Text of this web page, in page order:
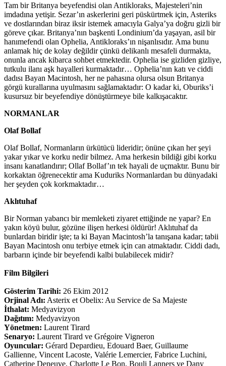
Tam bir Britanya beyefendisi olan Antikloraks, Majesteleri’nin
imdadına yetişir. Sezar’ın askerlerini geri püskürtmek için, Asteriks
ve dostlarından biraz iksir istemek amacıyla Galya’ya doğru gizli bir
göreve çıkar. Britanya’nın başkenti Londinium’da yaşayan, asil bir
hanımefendi olan Ophelia, Antikloraks’ın nişanlısıdır. Ama bunu
anlamak hiç de kolay değildir çünkü delikanlı mesafeli durmakta,
onunla ancak kibarca sohbet etmektedir. Ophelia ise gizliden gizliye,
tutkulu ilanı aşk hayalleri kurmaktadır… Ophelia’nın katı ve ciddi
dadısı Bayan Macintosh, her ne pahasına olursa olsun Britanya
görgü kurallarına uyulmasını sağlamaktadır: O kadar ki, Oburiks’i
kusursuz bir beyefendiye dönüştürmeye bile kalkışacaktır.
NORMANLAR
Olaf Bollaf
Olaf Bollaf, Normanların ürkütücü lideridir; önüne çıkan her şeyi
yakar yıkar ve korku nedir bilmez. Ama herkesin bildiği gibi korku
insanı kanatlandırır; Ollaf Bollaf’ın tek hayali de uçmaktır. Bunu bir
korkaktan öğrenecektir ama Kuduriks Normanlardan bu dünyadaki
her şeyden çok korkmaktadır…
Aklıtuhaf
Bir Norman yabancı bir memleketi ziyaret ettiğinde ne yapar? En
yakın köyü bulur, gözüne ilişen herkesi öldürür! Aklıtuhaf da
bunlardan biridir işte; ta ki Bayan Macintosh’la tanışana kadar; tabii
Bayan Macintosh onu terbiye etmek için can atmaktadır. Ciddi dadı,
barbarın içinde bir beyefendi kalbi bulabilecek midir?
Film Bilgileri
Gösterim Tarihi: 26 Ekim 2012
Orjinal Adı: Asterix et Obelix: Au Service de Sa Majeste
İthalat: Medyavizyon
Dağıtım: Medyavizyon
Yönetmen: Laurent Tirard
Senaryo: Laurent Tirard ve Grégoire Vigneron
Oyuncular: Gérard Depardieu, Edouard Baer, Guillaume
Gallienne, Vincent Lacoste, Valérie Lemercier, Fabrice Luchini,
Catherine Deneuve, Charlotte Le Bon, Bouli Lanners ve Dany